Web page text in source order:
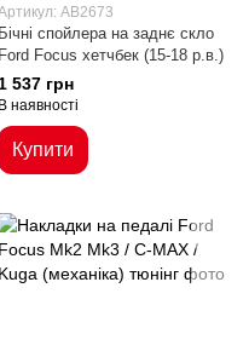
AB2673
Бічні спойлера на заднє скло
Ford Focus хетчбек (15-18 р.в.)
1 537 грн
В наявності
Купити